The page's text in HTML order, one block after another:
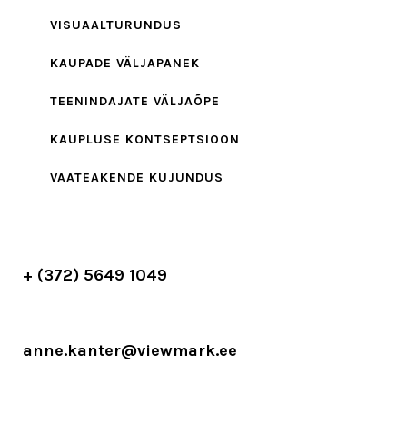
VISUAALTURUNDUS
KAUPADE VÄLJAPANEK
TEENINDAJATE VÄLJAÕPE
KAUPLUSE KONTSEPTSIOON
VAATEAKENDE KUJUNDUS
+ (372) 5649 1049
anne.kanter@viewmark.ee